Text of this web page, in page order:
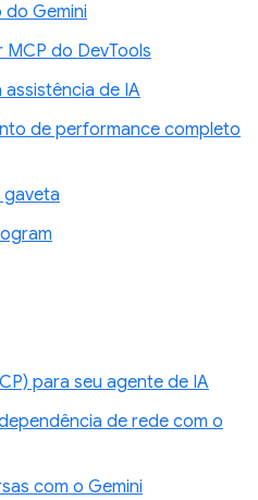
Gemini
do DevTools
de IA
de performance completo
para seu agente de IA
de rede com o
com o Gemini